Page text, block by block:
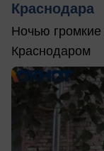
Краснодара
Ночью громкие
Краснодаром